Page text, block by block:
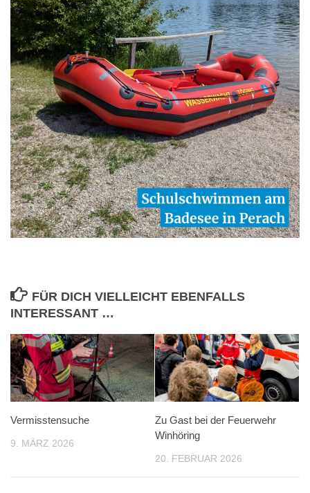
FÜR DICH VIELLEICHT EBENFALLS
INTERESSANT …
Vermisstensuche
9. MÄRZ 2026
Zu Gast bei der Feuerwehr
Winhöring
20. FEBRUAR 2026